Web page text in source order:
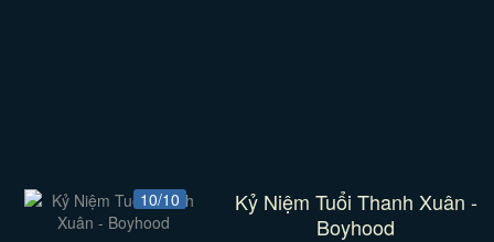
10/10
Kỷ Niệm Tuổi Thanh Xuân -
Boyhood